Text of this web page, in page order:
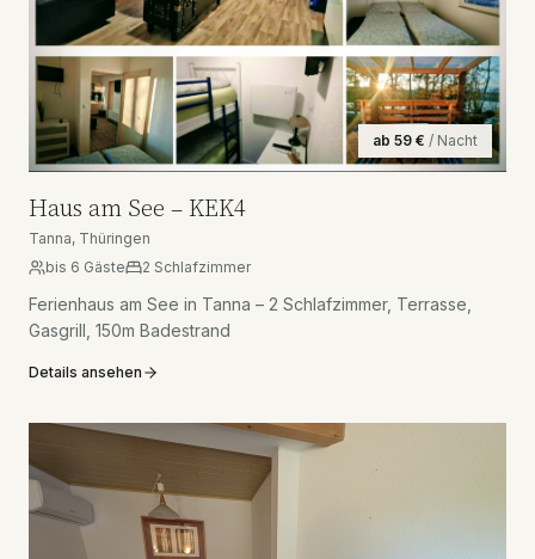
ab 59 € / Nacht
Haus am See – KEK4
Tanna, Thüringen
bis 6 Gäste 2 Schlafzimmer
Ferienhaus am See in Tanna – 2 Schlafzimmer, Terrasse,
Gasgrill, 150m Badestrand
Details ansehen